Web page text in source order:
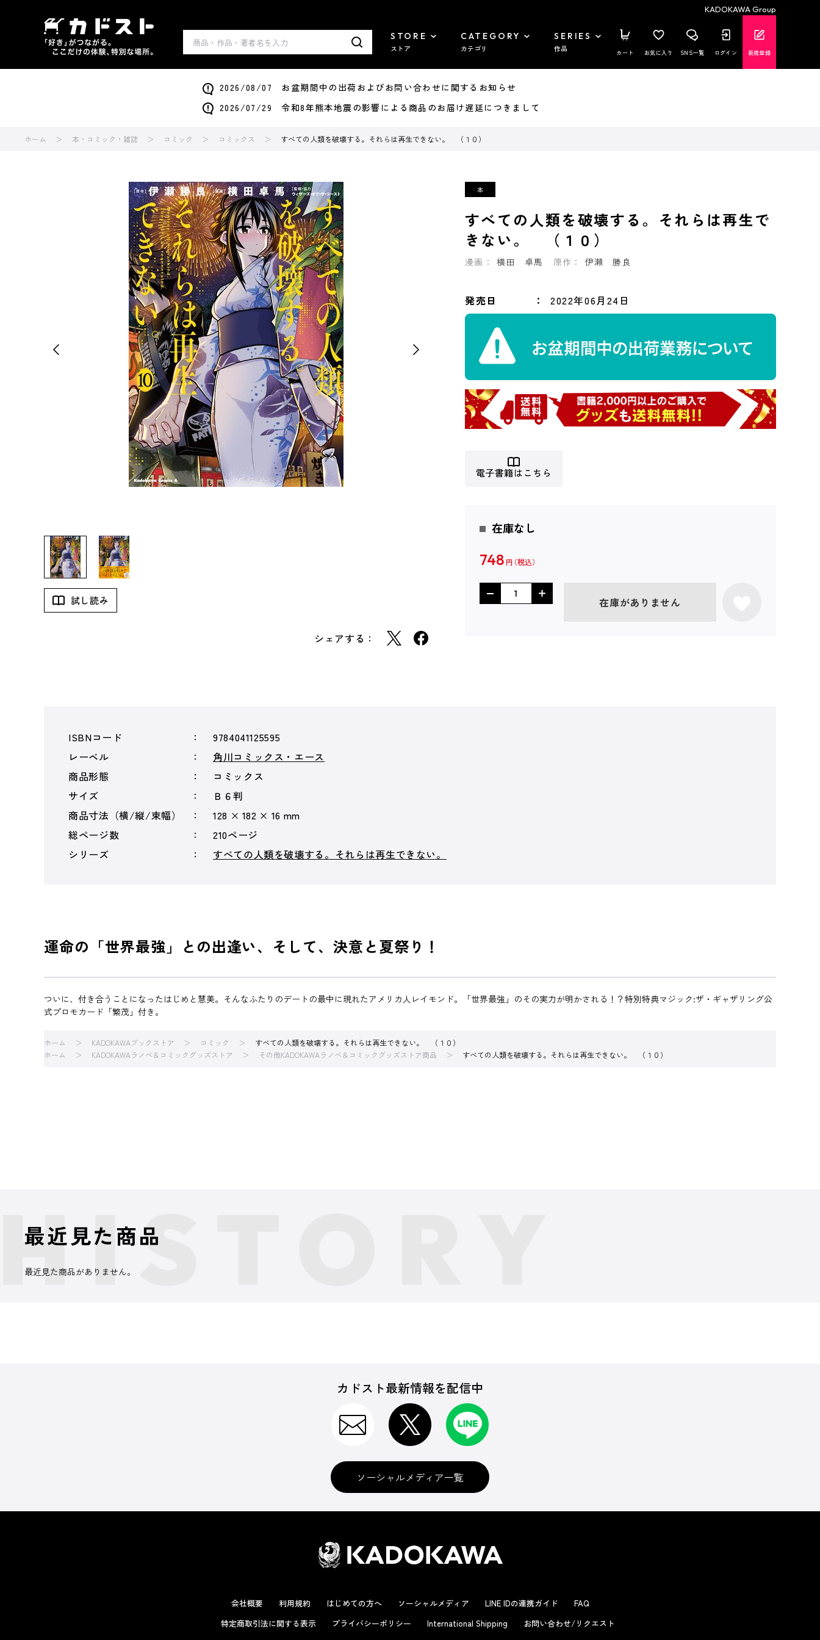
KADOKAWA Group
STORE
ストア
CATEGORY
カテゴリ
SERIES
作品 カート お気に入り SNS一覧 ログイン 新規登録
2026/08/07 お盆期間中の出荷およびお問い合わせに関するお知らせ
2026/07/29 令和8年熊本地震の影響による商品のお届け遅延につきまして
ホーム 本・コミック・雑誌 コミック コミックス すべての人類を破壊する。それらは再生できない。 （１０）
試し読み
シェアする：
すべての人類を破壊する。それらは再生で
きない。 （１０）
漫画： 横田 卓馬 原作： 伊瀬 勝良
発売日 2022年06月24日
電子書籍はこちら
在庫なし
748 円
在庫がありません
ISBNコード
9784041125595
レーベル
角川コミックス・エース
商品形態
コミックス
サイズ
Ｂ６判
商品寸法（横/縦/束幅）
128 × 182 × 16 mm
総ページ数
210ページ
シリーズ
すべての人類を破壊する。それらは再生できない。
運命の「世界最強」との出逢い、そして、決意と夏祭り！
ついに、付き合うことになったはじめと慧美。そんなふたりのデートの最中に現れたアメリカ人レイモンド。「世界最強」のその実力が明かされる！？特別特典マジック:ザ・ギャザリング公
式プロモカード「繁茂」付き。
ホーム KADOKAWAブックストア コミック
すべての人類を破壊する。それらは再生できない。 （１０）
ホーム
KADOKAWAラノベ＆コミックグッズストア その他KADOKAWAラノベ＆コミックグッズストア商品 すべての人類を破壊する。それらは再生できない。 （１０）
最近見た商品
最近見た商品がありません。
カドスト最新情報を配信中
ソーシャルメディア一覧
会社概要 利用規約 はじめての方へ ソーシャルメディア LINE IDの連携ガイド
FAQ
特定商取引法に関する表示
プライバシーポリシー International Shipping お問い合わせ/リクエスト